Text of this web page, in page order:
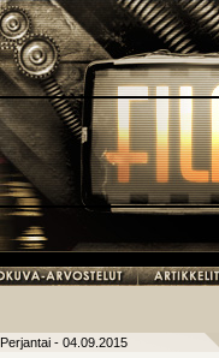
Perjantai - 04.09.2015